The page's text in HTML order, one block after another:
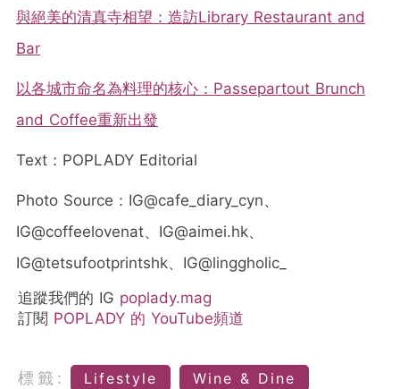
與絕美的清真寺相望：造訪Library Restaurant and
Bar
以各城市命名為料理的核心：Passepartout Brunch
and Coffee重新出發
Text：POPLADY Editorial
Photo Source：IG@cafe_diary_cyn、
IG@coffeelovenat、IG@aimei.hk、
IG@tetsufootprintshk、IG@linggholic_
追蹤我們的 IG poplady.mag
訂閱 POPLADY 的 YouTube頻道
標籤: Lifestyle
Wine & Dine